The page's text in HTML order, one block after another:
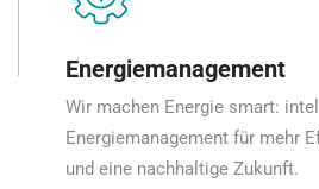
Energiemanagement
Wir machen Energie smart:
Energiemanagement für mehr
und eine nachhaltige Zukunft.